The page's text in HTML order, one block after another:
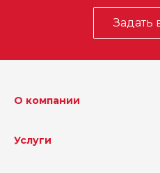
Задать
О компании
Услуги